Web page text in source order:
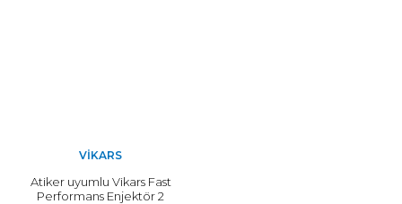
VIKARS
Atiker uyumlu Vikars Fast
Performans Enjektör 2